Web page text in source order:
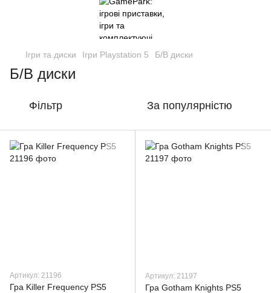
Ігри та диски Ігри Playstation 5 Б/В диски
Б/В диски
Фільтр За популярністю
Артикул: 21196
Гра Killer Frequency PS5
Артикул: 21197
Гра Gotham Knights PS5